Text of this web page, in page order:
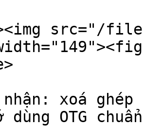
src="/files/
nhận: xoá
dùng OTG